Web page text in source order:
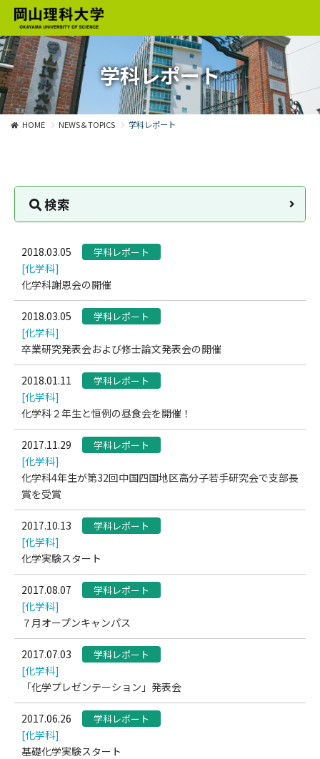
学科レポート
HOME NEWS＆TOPICS 学科レポート
検索
2018.03.05 学科レポート
[化学科]
化学科謝恩会の開催
2018.03.05 学科レポート
[化学科]
卒業研究発表会および修士論文発表会の開催
2018.01.11 学科レポート
[化学科]
化学科２年生と恒例の昼食会を開催！
2017.11.29 学科レポート
[化学科]
化学科4年生が第32回中国四国地区高分子若手研究会で支部長
賞を受賞
2017.10.13 学科レポート
[化学科]
化学実験スタート
2017.08.07 学科レポート
[化学科]
７月オープンキャンパス
2017.07.03 学科レポート
[化学科]
「化学プレゼンテーション」発表会
2017.06.26 学科レポート
[化学科]
基礎化学実験スタート